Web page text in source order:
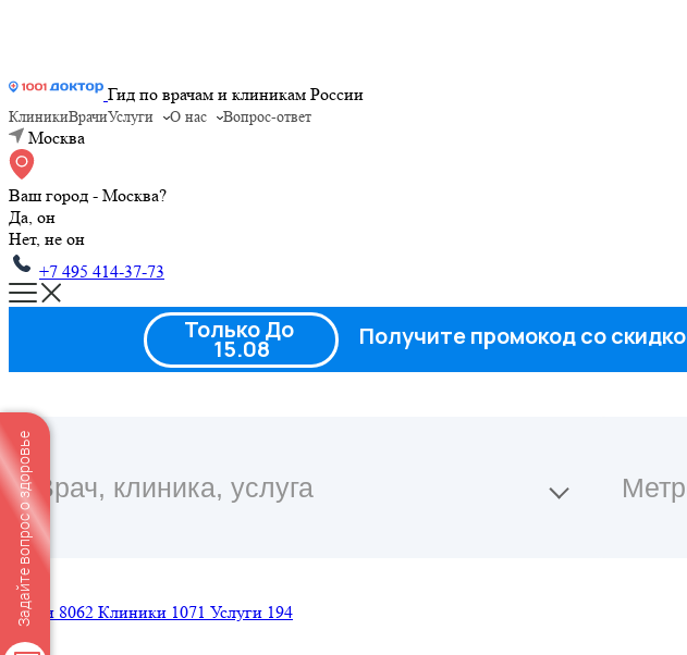
Гид по врачам и клиникам России
КлиникиВрачиУслуги О нас Вопрос-ответ
Москва
Ваш город - Москва?
Да, он
Нет, не он
+7 495 414-37-73
Врачи 8062 Клиники 1071 Услуги 194
Только До
15.08 Получите промокод со
Задайте вопрос о здоровье